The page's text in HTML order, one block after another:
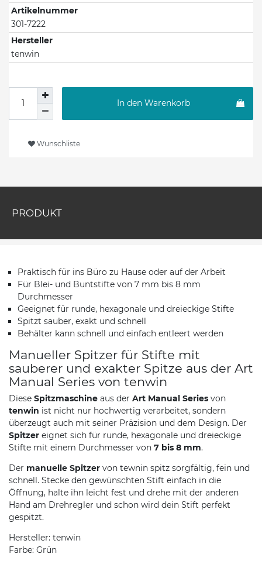
Artikelnummer
301-7222
Hersteller
tenwin
In den Warenkorb
Wunschliste
PRODUKT
Praktisch für ins Büro zu Hause oder auf der Arbeit
Für Blei- und Buntstifte von 7 mm bis 8 mm
Durchmesser
Geeignet für runde, hexagonale und dreieckige Stifte
Spitzt sauber, exakt und schnell
Behälter kann schnell und einfach entleert werden
Manueller Spitzer für Stifte mit
sauberer und exakter Spitze aus der Art
Manual Series von tenwin
Diese Spitzmaschine aus der Art Manual Series von
tenwin ist nicht nur hochwertig verarbeitet, sondern
überzeugt auch mit seiner Präzision und dem Design. Der
Spitzer eignet sich für runde, hexagonale und dreieckige
Stifte mit einem Durchmesser von 7 bis 8 mm.
Der manuelle Spitzer von tewnin spitz sorgfältig, fein und
schnell. Stecke den gewünschten Stift einfach in die
Öffnung, halte ihn leicht fest und drehe mit der anderen
Hand am Drehregler und schon wird dein Stift perfekt
gespitzt.
Hersteller: tenwin
Farbe: Grün